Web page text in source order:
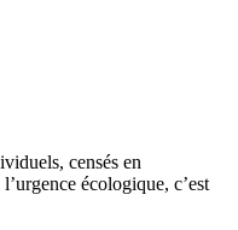
censés en
écologique, c’est